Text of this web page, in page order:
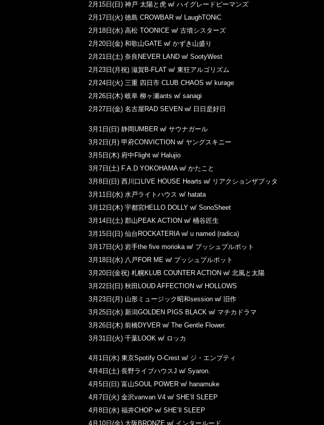
2月15日(日) 神戸 太陽と虎 w/ ハイグレードピーマンズ
2月17日(火) 徳島 CROWBAR w/ LaughTONiC
2月18日(水) 高松 TOONICE w/ 古墳シスターズ
2月20日(金) 和歌山GATE w/ かずき山盛り
2月21日(土) 奈良NEVER LAND w/ SootyWest
2月23日(月祝) 滋賀B-FLAT w/ 東狂アルゴリズム
2月24日(火) 三重 四日市 CLUB CHAOS w/ kurage
2月26日(木) 岐阜 柳ヶ瀬ants w/ sanagi
2月27日(金) 名古屋RAD SEVEN w/ 日日是好日
3月1日(日) 静岡UMBER w/ サウナガール
3月2日(月) 甲府CONVICTION w/ ヤングスキニー
3月5日(木) 府中Flight w/ Halujio
3月7日(土) F.A.D YOKOHAMA w/ かたこと
3月8日(日) 西川口LIVE HOUSE Hearts w/ リアクションザブッタ
3月11日(水) 水戸ライトハウス w/ hatata
3月12日(木) 宇都宮HELLO DOLLY w/ SonoSheet
3月14日(土) 郡山PEAK ACTION w/ 桶谷匠生
3月15日(日) 仙台ROCKATERIA w/ u named (radica)
3月17日(火) 岩手the five morioka w/ プッシュプルポット
3月18日(水) 八戸FOR ME w/ プッシュプルポット
3月20日(金祝) 札幌KLUB COUNTER ACTION w/ 北風と太陽
3月22日(日) 秋田LOUD AFFECTION w/ HOLLOWS
3月23日(月) 山形ミュージック昭和session w/ 旧作
3月25日(水) 新潟GOLDEN PIGS BLACK w/ マチカドラマ
3月26日(木) 前橋DYVER w/ The Gentle Flower.
3月31日(火) 千葉LOOK w/ ロッカ
4月1日(水) 東京Spotify O-Crest w/ ジ・エンプティ
4月4日(土) 長野ライブハウスJ w/ Syaron.
4月5日(日) 富山SOUL POWER w/ hanamuke
4月7日(火) 金沢vanvan V4 w/ SHE’ll SLEEP
4月8日(水) 福井CHOP w/ SHE’ll SLEEP
4月10日(金) 大阪BRONZE w/ インタールード